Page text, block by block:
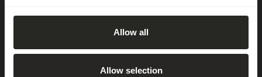
Allow all
Allow selection